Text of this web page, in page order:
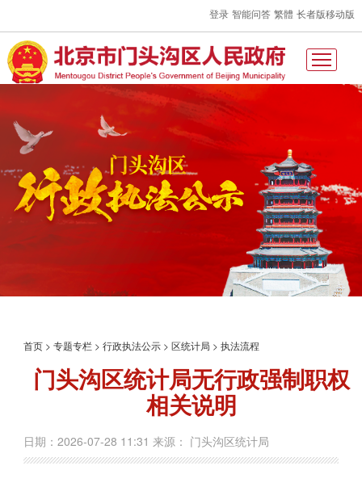
登录 智能问答 繁體 长者版移动版
首页 >专题专栏 >行政执法公示 >区统计局 >执法流程
门头沟区统计局无行政强制职权
相关说明
日期：2026-07-28 11:31 来源： 门头沟区统计局